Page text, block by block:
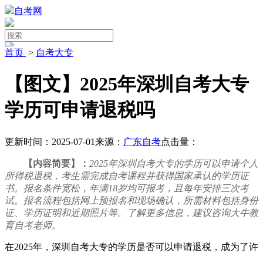
自考网
首页 > 自考大专
【图文】2025年深圳自考大专
学历可申请退税吗
更新时间：2025-07-01来源： 广东自考点击量：
【内容简要】： 2025年深圳自考大专的学历可以申请个人
所得税退税，考生需完成自考课程并获得国家承认的学历证
书。报名条件宽松，年满18岁均可报考，且每年安排三次考
试。报名流程包括网上预报名和现场确认，所需材料包括身份
证、学历证明和近期照片等。了解更多信息，建议咨询大牛教
育自考老师。
在2025年，深圳自考大专的学历是否可以申请退税，成为了许